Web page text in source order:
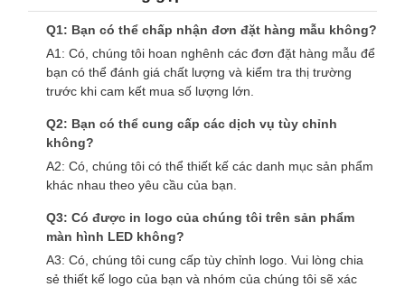
Q1: Bạn có thể chấp nhận đơn đặt hàng mẫu không?
A1: Có, chúng tôi hoan nghênh các đơn đặt hàng mẫu để
bạn có thể đánh giá chất lượng và kiểm tra thị trường
trước khi cam kết mua số lượng lớn.
Q2: Bạn có thể cung cấp các dịch vụ tùy chỉnh
không?
A2: Có, chúng tôi có thể thiết kế các danh mục sản phẩm
khác nhau theo yêu cầu của bạn.
Q3: Có được in logo của chúng tôi trên sản phẩm
màn hình LED không?
A3: Có, chúng tôi cung cấp tùy chỉnh logo. Vui lòng chia
sẻ thiết kế logo của bạn và nhóm của chúng tôi sẽ xác